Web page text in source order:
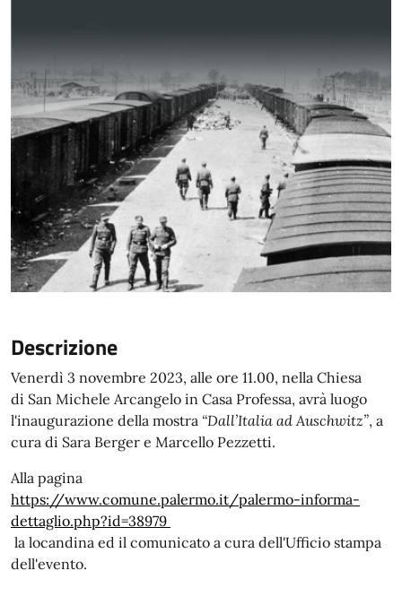
Descrizione
Venerdì 3 novembre 2023, alle ore 11.00, nella Chiesa
di San Michele Arcangelo in Casa Professa, avrà luogo
l'inaugurazione della mostra “Dall’Italia ad Auschwitz”, a
cura di Sara Berger e Marcello Pezzetti.
Alla pagina
https://www.comune.palermo.it/palermo-informa-
dettaglio.php?id=38979
la locandina ed il comunicato a cura dell'Ufficio stampa
dell'evento.